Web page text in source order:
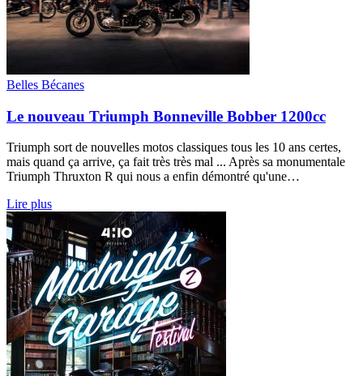
Belles Bécanes
Le nouveau Triumph Bonneville Bobber 1200cc
Triumph sort de nouvelles motos classiques tous les 10 ans certes,
mais quand ça arrive, ça fait très très mal ... Après sa monumentale
Triumph Thruxton R qui nous a enfin démontré qu'une…
Lire plus